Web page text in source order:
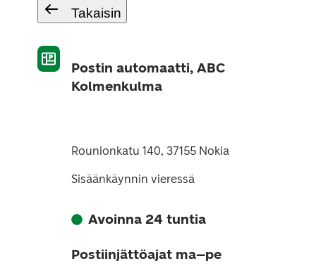
Takaisin
Postin automaatti, ABC
Kolmenkulma
Rounionkatu 140, 37155 Nokia
Sisäänkäynnin vieressä
Avoinna 24 tuntia
Postiinjättöajat ma–pe